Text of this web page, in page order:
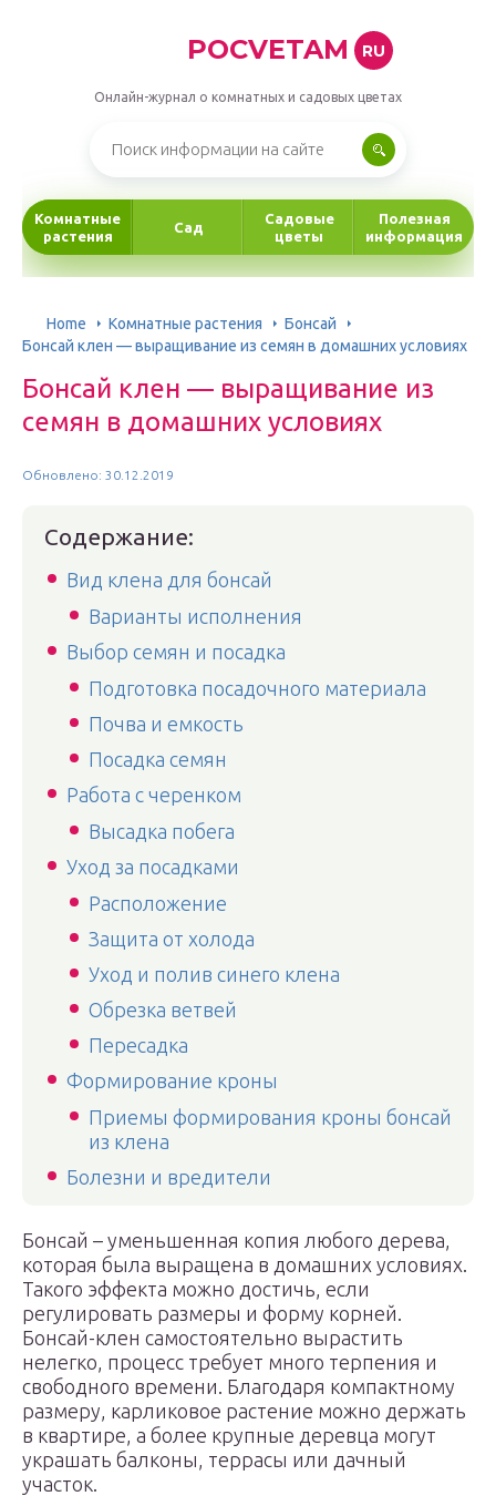
POCVETAM RU
Онлайн-журнал о комнатных и садовых цветах
Комнатные
растения
Сад
Садовые
цветы
Полезная
информация
Home Комнатные растения
Бонсай
Бонсай клен — выращивание из семян в домашних условиях
Бонсай клен — выращивание из
семян в домашних условиях
Обновлено: 30.12.2019
Содержание:
Вид клена для бонсай
Варианты исполнения
Выбор семян и посадка
Подготовка посадочного материала
Почва и емкость
Посадка семян
Работа с черенком
Высадка побега
Уход за посадками
Расположение
Защита от холода
Уход и полив синего клена
Обрезка ветвей
Пересадка
Формирование кроны
Приемы формирования кроны бонсай
из клена
Болезни и вредители
Бонсай – уменьшенная копия любого дерева,
которая была выращена в домашних условиях.
Такого эффекта можно достичь, если
регулировать размеры и форму корней.
Бонсай-клен самостоятельно вырастить
нелегко, процесс требует много терпения и
свободного времени. Благодаря компактному
размеру, карликовое растение можно держать
в квартире, а более крупные деревца могут
украшать балконы, террасы или дачный
участок.